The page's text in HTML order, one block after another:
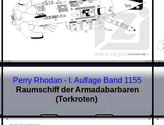
Perry Rhodan - I. Auflage Band 1155
Raumschiff der Armadabarbaren
(Torkroten)